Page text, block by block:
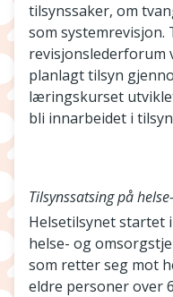
tilsynssaker, om
som systemrevisjon.
planlagt tilsyn
læringskurset
bli innarbeidet i
Tilsynssatsing på
Helsetilsynet startet
helse- og
som retter seg mot
eldre personer over